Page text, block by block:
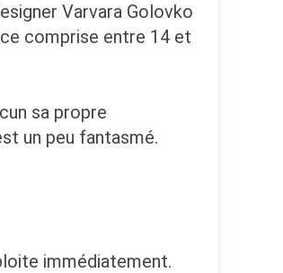
Varvara Golovko
comprise entre 14 et
sa propre
un peu fantasmé.
immédiatement.